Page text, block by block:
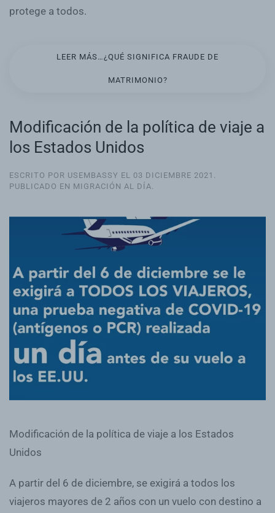
protege a todos.
LEER MÁS…¿QUÉ SIGNIFICA FRAUDE DE
MATRIMONIO?
Modificación de la política de viaje a
los Estados Unidos
ESCRITO POR USEMBASSY EL 03 DICIEMBRE 2021 .
PUBLICADO EN MIGRACIÓN AL DÍA.
Modificación de la política de viaje a los Estados
Unidos
A partir del 6 de diciembre, se exigirá a todos los
viajeros mayores de 2 años con un vuelo con destino a